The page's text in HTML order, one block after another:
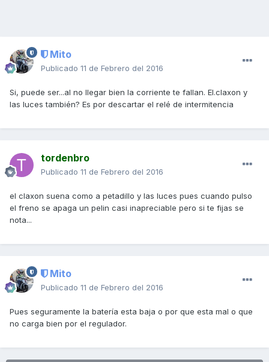
Mito
Publicado 11 de Febrero del 2016
Si, puede ser...al no llegar bien la corriente te fallan. El.claxon y
las luces también? Es por descartar el relé de intermitencia
tordenbro
Publicado 11 de Febrero del 2016
el claxon suena como a petadillo y las luces pues cuando pulso
el freno se apaga un pelin casi inapreciable pero si te fijas se
nota...
Mito
Publicado 11 de Febrero del 2016
Pues seguramente la batería esta baja o por que esta mal o que
no carga bien por el regulador.